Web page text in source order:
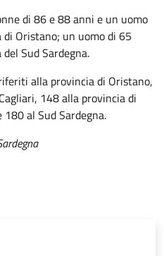
di 86 e 88 anni e un uomo
Oristano; un uomo di 65
Sud Sardegna.
alla provincia di Oristano,
148 alla provincia di
al Sud Sardegna.